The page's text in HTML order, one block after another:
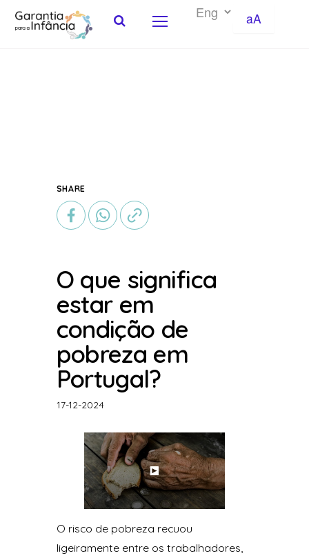
aA
SHARE
O que significa
estar em
condição de
pobreza em
Portugal?
17-12-2024
O risco de pobreza recuou
ligeiramente entre os trabalhadores,